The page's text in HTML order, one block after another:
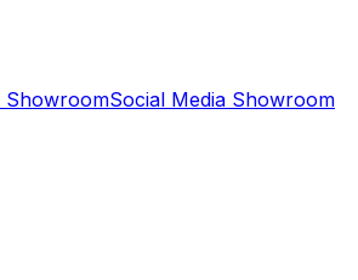
ShowroomSocial Media Showroom